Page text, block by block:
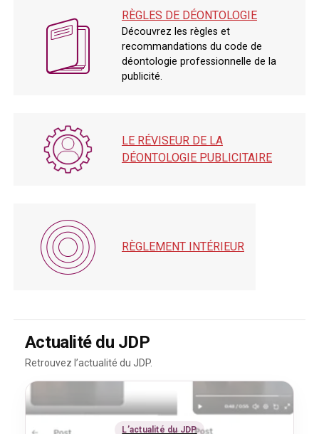
Règles de
déontologie
RÈGLES DE DÉONTOLOGIE
Découvrez les règles et
recommandations du code de
déontologie professionnelle de la
publicité.
Le réviseur de la
déontologie
publicitaire
LE RÉVISEUR DE LA
DÉONTOLOGIE PUBLICITAIRE
Règlement
intérieur
RÈGLEMENT INTÉRIEUR
Actualité du JDP
Retrouvez l’actualité du JDP.
L’actualité du JDP